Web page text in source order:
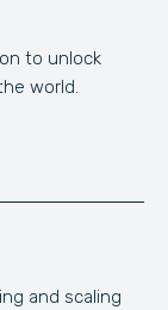
to unlock
world.
and scaling